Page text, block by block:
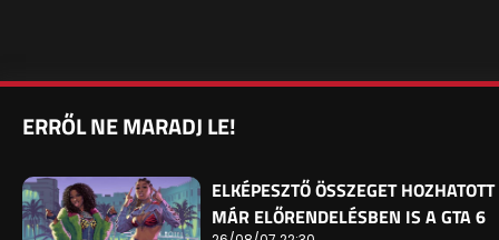
ERRŐL NE MARADJ LE!
ELKÉPESZTŐ ÖSSZEGET HOZHATOTT
MÁR ELŐRENDELÉSBEN IS A GTA 6